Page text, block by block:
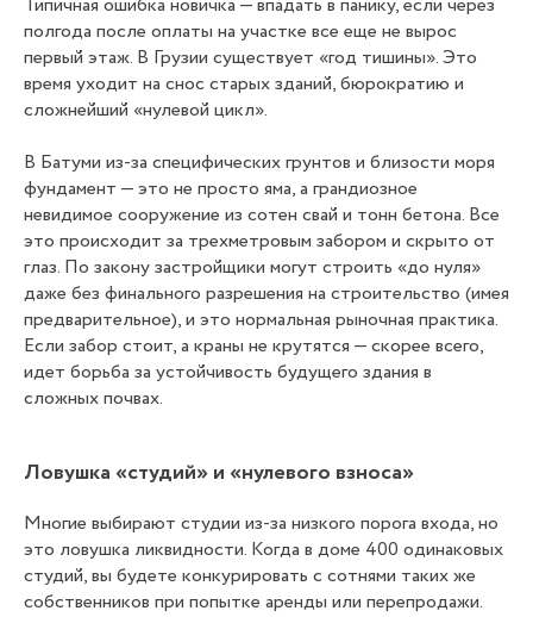
полгода после оплаты на участке все еще не вырос
первый этаж. В Грузии существует «год тишины». Это
время уходит на снос старых зданий, бюрократию и
сложнейший «нулевой цикл».
В Батуми из-за специфических грунтов и близости моря
фундамент — это не просто яма, а грандиозное
невидимое сооружение из сотен свай и тонн бетона. Все
это происходит за трехметровым забором и скрыто от
глаз. По закону застройщики могут строить «до нуля»
даже без финального разрешения на строительство (имея
предварительное), и это нормальная рыночная практика.
Если забор стоит, а краны не крутятся — скорее всего,
идет борьба за устойчивость будущего здания в
сложных почвах.
Ловушка «студий» и «нулевого взноса»
Многие выбирают студии из-за низкого порога входа, но
это ловушка ликвидности. Когда в доме 400 одинаковых
студий, вы будете конкурировать с сотнями таких же
собственников при попытке аренды или перепродажи.